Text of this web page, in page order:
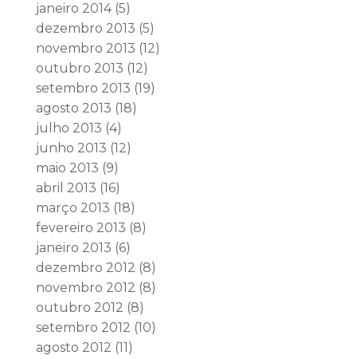
janeiro 2014(5)
dezembro 2013 (5)
novembro 2013 (12)
outubro 2013 (12)
setembro 2013 (19)
agosto 2013 (18)
julho 2013 (4)
junho 2013 (12)
maio 2013 (9)
abril 2013 (16)
março 2013 (18)
fevereiro 2013 (8)
janeiro 2013 (6)
dezembro 2012 (8)
novembro 2012 (8)
outubro 2012 (8)
setembro 2012 (10)
agosto 2012 (11)